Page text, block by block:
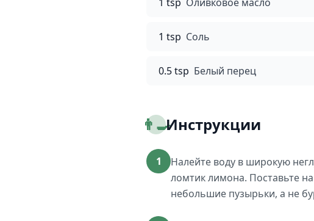
1 tsp Соль
0.5 tsp Белый перец
👨‍🍳Инструкции
1
Налейте воду в широкую
ломтик лимона. Поставьте
небольшие пузырьки, а не